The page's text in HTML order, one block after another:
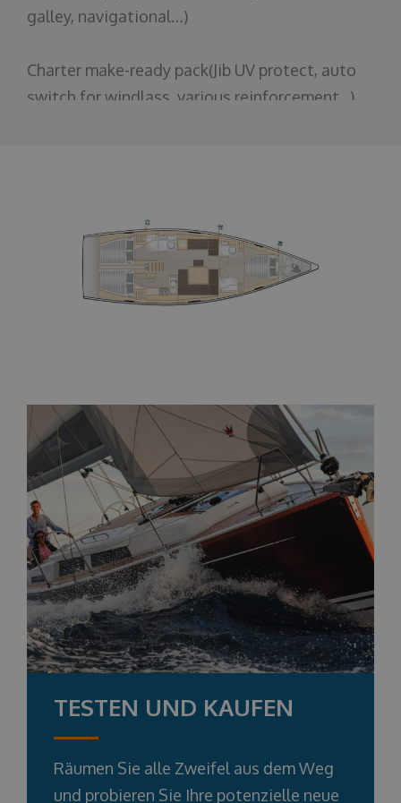
galley, navigational…)
Charter make-ready pack(Jib UV protect, auto
switch forwindlass various reinforcement... )
TESTEN UND KAUFEN
Räumen Sie alle Zweifel aus dem Weg
und probieren Sie Ihre potenzielle neue